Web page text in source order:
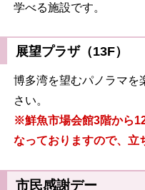
学べる施設です。
展望プラザ（13F）
博多湾を望むパノラマを
さい。
※鮮魚市場会館3階から
なっておりますので、立
市民感謝デー